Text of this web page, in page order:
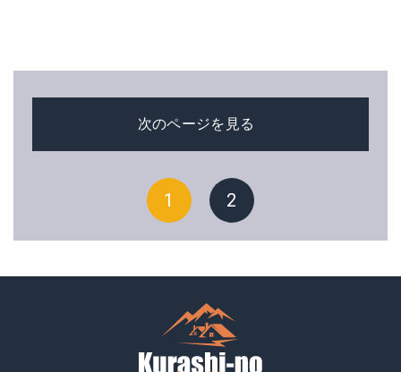
次のページを見る
1 2